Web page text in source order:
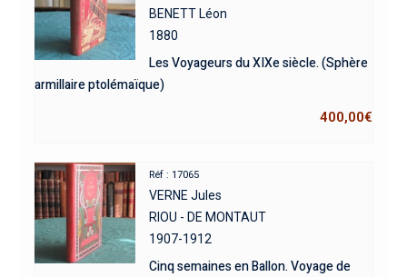
BENETT Léon
1880
Les Voyageurs du XIXe siècle. (Sphère
armillaire ptolémaïque)
400,00€
Réf : 17065
VERNE Jules
RIOU - DE MONTAUT
1907-1912
Cinq semaines en Ballon. Voyage de